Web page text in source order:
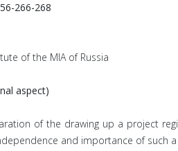
266-268
of the MIA of Russia
aspect)
of the drawing up a project
and importance of such